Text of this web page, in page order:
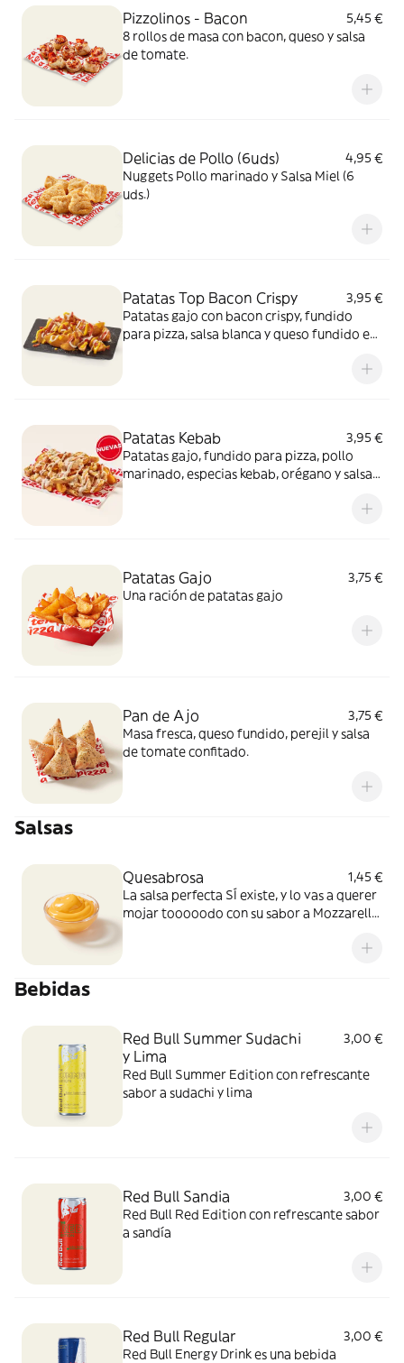
Pizzolinos - Bacon
5,45 €
8 rollos de masa con bacon, queso y salsa
de tomate.
Delicias de Pollo (6uds)
4,95 €
Nuggets Pollo marinado y Salsa Miel (6
uds.)
Patatas Top Bacon Crispy
3,95 €
Patatas gajo con bacon crispy, fundido
para pizza, salsa blanca y queso fundido en
Patatas Kebab
3,95 €
Patatas gajo, fundido para pizza, pollo
marinado, especias kebab, orégano y salsa
Patatas Gajo
3,75 €
Una ración de patatas gajo
Pan de Ajo
3,75 €
Masa fresca, queso fundido, perejil y salsa
de tomate confitado.
Salsas
Quesabrosa
1,45 €
La salsa perfecta SÍ existe, y lo vas a querer
mojar tooooodo con su sabor a Mozzarella
Bebidas
Red Bull Summer Sudachi
y Lima
3,00 €
Red Bull Summer Edition con refrescante
sabor a sudachi y lima
Red Bull Sandia
3,00 €
Red Bull Red Edition con refrescante sabor
a sandía
Red Bull Regular
3,00 €
Red Bull Energy Drink es una bebida